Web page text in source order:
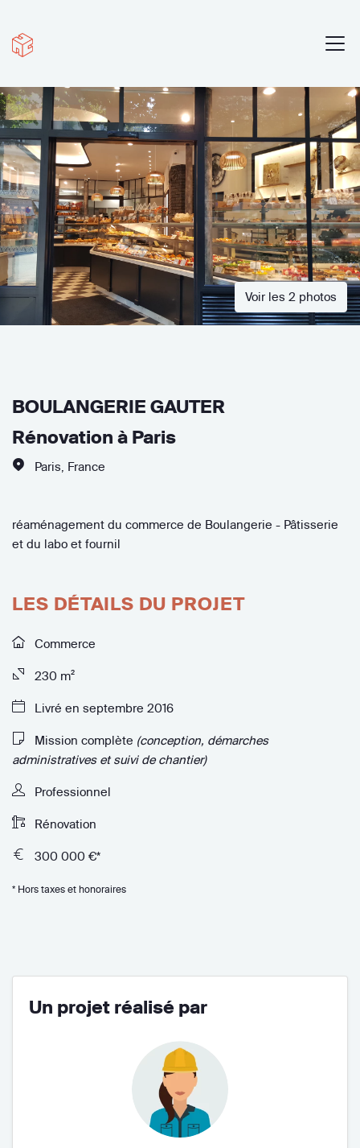
Voir les 2 photos
BOULANGERIE GAUTER
Rénovation à Paris
Paris France
réaménagement du commerce de Boulangerie - Pâtisserie
et du labo et fournil
LES DÉTAILS DU PROJET
Commerce
230 m²
Livré en septembre 2016
Mission complète (conception, démarches
administratives et suivi de chantier)
Professionnel
Rénovation
300 000 €*
* Hors taxes et honoraires
Un projet réalisé par